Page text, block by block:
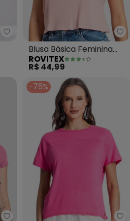
Essendi - Blusa Feminina (Rosa)
Blusa Básica Feminina
Viscotorcion (Rosa)
ROVITEX
R$ 44,99
-75%